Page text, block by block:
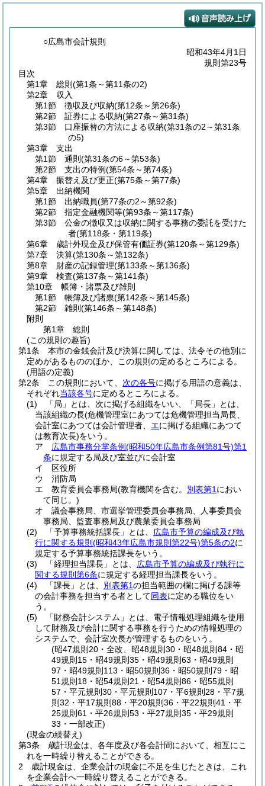
○広島市会計規則
昭和43年4月1日
規則第23号
目次
第1章
総則 (第1条～第11条の2)
第2章
収入
第1節
徴収及び収納(第12条～第26条)
第2節
証券による収納(第27条～第31条)
第3節
口座振替の方法による収納(第31条の2～第31条
の5)
第3章
支出
第1節
通則 (第31条の6～第53条)
第2節
支出の特例(第54条～第74条)
第4章
振替え及び更正(第75条～第77条)
第5章
出納機関
第1節
出納職員(第77条の2～第92条)
第2節
指定金融機関等(第93条～第117条)
第3節
公金の徴収又は収納に関する事務の委託を受けた
者(第118条・第119条)
第6章
歳計外現金及び保管有価証券(第120条～第129条)
第7章
決算(第130条～第132条)
第8章
財産の記録管理(第133条～第136条)
第9章
検査(第137条～第141条)
第10章
帳簿・諸票及び雑則
第1節
帳簿及び諸票(第142条～第145条)
第2節
雑則 (第146条～第148条)
附則
第1章
総則
(この規則の趣旨)
第1条
本市の金銭会計及び決算に関しては、法令その他別に
定めがあるもののほか、この規則の定めるところによる。
(用語の定義)
第2条
この規則において、 次の各号に掲げる用語の意義は、
それぞれ当該各号に定めるところによる。
(1)
「局」とは、次に掲げる組織をいい、「局長」とは、
当該組織の長(危機管理室にあつては危機管理担当局長、
会計室にあつては会計管理者、 エに掲げる組織にあつて
は教育次長)をいう。
ア
広島市事務分掌条例(昭和50年広島市条例第81号)第1
条に規定する局及び室並びに会計室
イ
区役所
ウ
消防局
エ
教育委員会事務局(教育機関を含む。 別表第1 におい
て同じ。)
オ
議会事務局、市選挙管理委員会事務局、人事委員会
事務局、監査事務局及び農業委員会事務局
(2)
「予算事務統括課長」とは、 広島市予算の編成及び執
行に関する規則 (昭和43年広島市規則第22号)第5条の2に
規定する予算事務統括課長をいう。
(3)
「経理担当課長」とは、 広島市予算の編成及び執行に
関する規則第6条に規定する経理担当課長をいう。
(4)
「課長」とは、 別表第1の担当範囲の欄に掲げる課等
の会計事務を担当する者として同表に定める職位をい
う。
(5)
「財務会計システム」とは、電子情報処理組織を使用
して財務及び会計に関する事務を行うための情報処理の
システムで、会計室次長が管理するものをいう。
(昭47規則20・全改、昭48規則30・昭48規則84・昭
49規則15・昭49規則35・昭49規則63・昭49規則
97・昭49規則113・昭50規則36・昭50規則79・昭
51規則18・昭54規則21・昭54規則86・昭55規則
57・平元規則30・平元規則107・平6規則28・平7規
則32・平17規則88・平20規則36・平22規則41・平
25規則61・平26規則53・平27規則35・平29規則
33・一部改正)
(現金の繰替え)
第3条
歳計現金は、各年度及び各会計間において、相互にこ
れを一時繰り替えることができる。
2
歳計現金は、企業会計の現金に不足を生じたときは、これ
を企業会計へ一時繰り替えることができる。